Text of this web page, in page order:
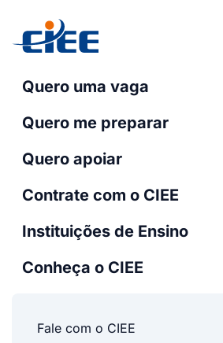
Quero uma vaga
Quero me preparar
Quero apoiar
Contrate com o CIEE
Instituições de Ensino
Conheça o CIEE
Fale com o CIEE